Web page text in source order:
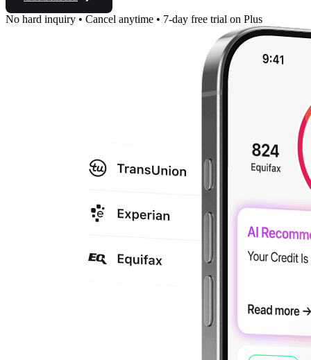
No hard inquiry • Cancel anytime • 7-day free trial on Plus